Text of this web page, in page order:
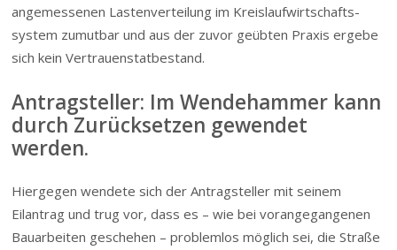
angemessenen Lasten­ver­teilung im Kreis­l­auf­wirt­schafts­
system zumutbar und aus der zuvor geübten Praxis ergebe
sich kein Vertrau­en­s­tat­bestand.
Antragsteller: Im Wendehammer kann
durch Zurücksetzen gewendet
werden.
Hiergegen wendete sich der Antragsteller mit seinem
Eilantrag und trug vor, dass es – wie bei vorangegangenen
Bauarbeiten geschehen – problemlos möglich sei, die Straße